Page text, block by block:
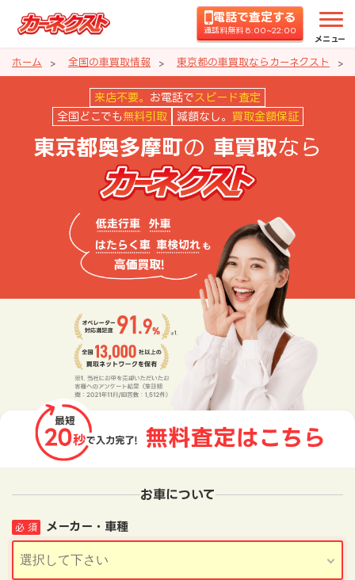
電話で査定する
通話料無料 8:00~22:00
メニュー
ホーム 全国の車買取情報 東京都の車買取ならカーネクスト
東京都奥多摩町の車買取ならカ
来店不要。 お電話で スピード査定
全国どこでも 無料引取 減額なし。 買取金額保証
東京都奥多摩町の 車買取なら
お車について
メーカー・車種
必 須